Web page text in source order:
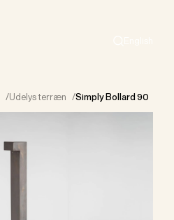
/Udelys terræn /Simply Bollard 90